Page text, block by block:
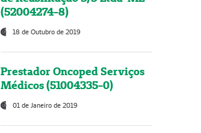
(52004274-8)
18 de Outubro de 2019
Prestador Oncoped Serviços
Médicos (51004335-0)
01 de Janeiro de 2019